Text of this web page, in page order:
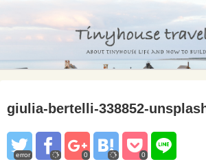
giulia-bertelli-338852-
error 0 0
ABOUT
TINYHOUSE
セルフビルド